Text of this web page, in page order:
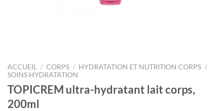
ACCUEIL / CORPS / HYDRATATION ET NUTRITION CORPS /
SOINS HYDRATATION
TOPICREM ultra-hydratant lait corps,
200ml